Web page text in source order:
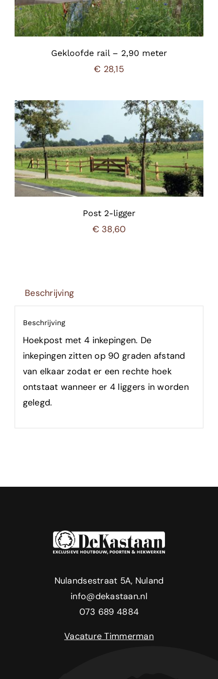
Gekloofde rail – 2,90 meter
€ 28,15
Post 2-ligger
€ 38,60
Beschrijving
Beschrijving
Hoekpost met 4 inkepingen. De
inkepingen zitten op 90 graden afstand
van elkaar zodat er een rechte hoek
ontstaat wanneer er 4 liggers in worden
gelegd.
Nulandsestraat 5A, Nuland
info@dekastaan.nl
073 689 4884
Vacature Timmerman